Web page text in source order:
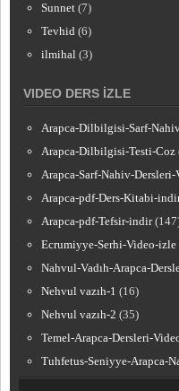
Sunnet (7)
Tevhid (6)
ilmihal (3)
VIDEO DERS İZLE
Arapca-Dilbilgisi-Sarf-
Arapca-Dilbilgisi-Testi-Coz
Arapca-Sarf-Nahiv-Dersleri-
Arapca-pdf-Ders-Kitabi-
Arapca-pdf-Tefsir-indir
Ecrumiyye-Serhi-Video-izle
Nahvul-Vadıh-Arapca-
Nehvul vazıh-1 (16)
Nehvul vazıh-2 (35)
Temel-Arapca-Dersleri-
Tuhfetus-Seniyye-Arapca-